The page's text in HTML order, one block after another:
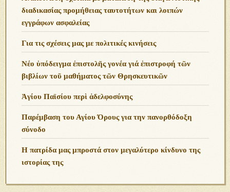
διαδικασίας προμήθειας ταυτοτήτων και λοιπών
εγγράφων ασφαλείας
Για τις σχέσεις μας με πολιτικές κινήσεις
Νέο ὑπόδειγμα ἐπιστολῆς γονέα γιά ἐπιστροφή τῶν
βιβλίων τοῦ μαθήματος τῶν Θρησκευτικῶν
Ἁγίου Παϊσίου περὶ ἀδελφοσύνης
Παρέμβαση του Αγίου Όρους για την πανορθόδοξη
σύνοδο
Η πατρίδα μας μπροστά στον μεγαλύτερο κίνδυνο της
ιστορίας της